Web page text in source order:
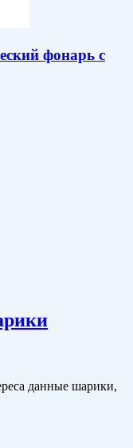
фонарь с
данные шарики,